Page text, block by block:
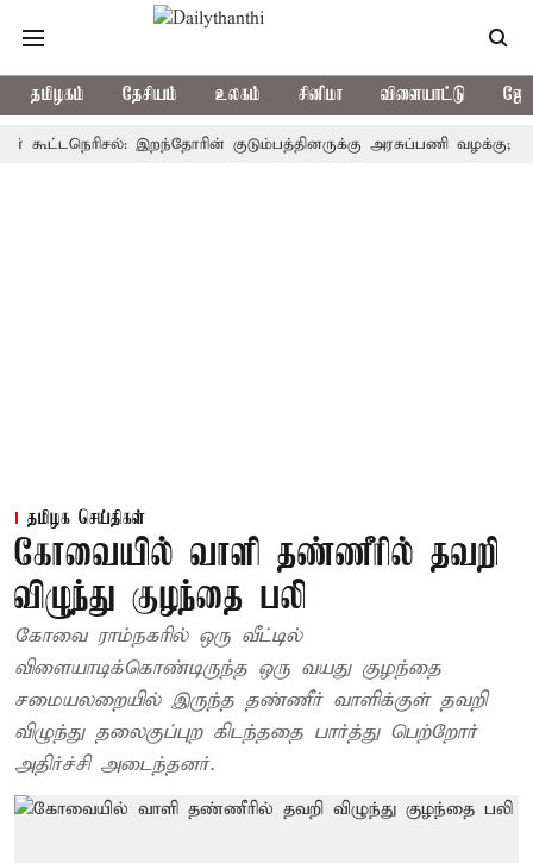
தமிழகம் தேசியம் உலகம் சினிமா விளையாட்டு
இறந்தோரின் குடும்பத்தினருக்கு அரசுப்பணி வழக்கு; வரும்
தமிழக செய்திகள்
கோவையில் வாளி தண்ணீரில் தவறி
விழுந்து குழந்தை பலி
கோவை ராம்நகரில் ஒரு வீட்டில்
விளையாடிக்கொண்டிருந்த ஒரு வயது குழந்தை
சமையலறையில் இருந்த தண்ணீர் வாளிக்குள் தவறி
விழுந்து தலைகுப்புற கிடந்ததை பார்த்து பெற்றோர்
அதிர்ச்சி அடைந்தனர்.